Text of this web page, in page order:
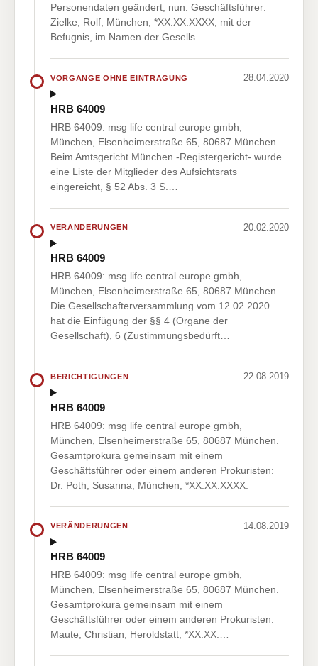
Personendaten geändert, nun: Geschäftsführer:
Zielke, Rolf, München, *XX.XX.XXXX, mit der
Befugnis, im Namen der Gesells…
VORGÄNGE OHNE EINTRAGUNG 28.04.2020
HRB 64009
HRB 64009: msg life central europe gmbh,
München, Elsenheimerstraße 65, 80687 München.
Beim Amtsgericht München -Registergericht- wurde
eine Liste der Mitglieder des Aufsichtsrats
eingereicht, § 52 Abs. 3 S.…
VERÄNDERUNGEN 20.02.2020
HRB 64009
HRB 64009: msg life central europe gmbh,
München, Elsenheimerstraße 65, 80687 München.
Die Gesellschafterversammlung vom 12.02.2020
hat die Einfügung der §§ 4 (Organe der
Gesellschaft), 6 (Zustimmungsbedürft…
BERICHTIGUNGEN 22.08.2019
HRB 64009
HRB 64009: msg life central europe gmbh,
München, Elsenheimerstraße 65, 80687 München.
Gesamtprokura gemeinsam mit einem
Geschäftsführer oder einem anderen Prokuristen:
Dr. Poth, Susanna, München, *XX.XX.XXXX.
VERÄNDERUNGEN 14.08.2019
HRB 64009
HRB 64009: msg life central europe gmbh,
München, Elsenheimerstraße 65, 80687 München.
Gesamtprokura gemeinsam mit einem
Geschäftsführer oder einem anderen Prokuristen:
Maute, Christian, Heroldstatt, *XX.XX.…